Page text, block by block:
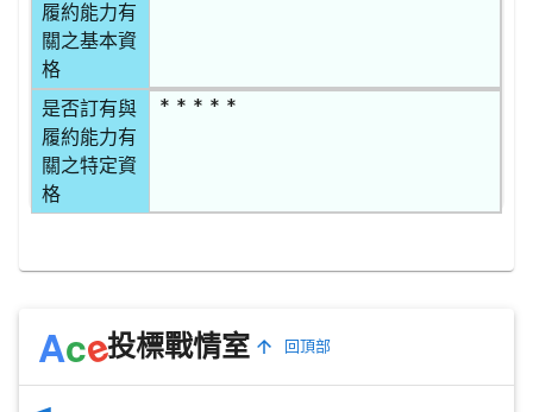
履約能力有
關之基本資
格
是否訂有與
履約能力有
關之特定資
格
* * * * *
Ace投標戰情室 回頂部